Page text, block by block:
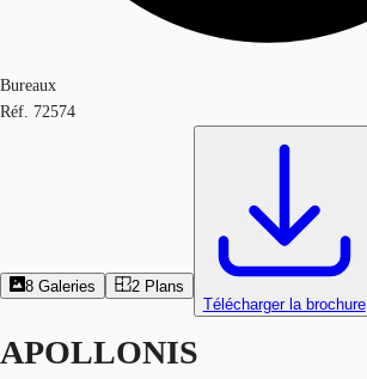
Bureaux
Réf. 72574
8 Galeries 2 Plans
Télécharger la brochure
APOLLONIS